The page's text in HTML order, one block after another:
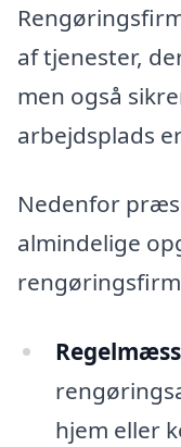
af tjenester,
men også
arbejdsplads
Nedenfor
almindelige
hjem eller